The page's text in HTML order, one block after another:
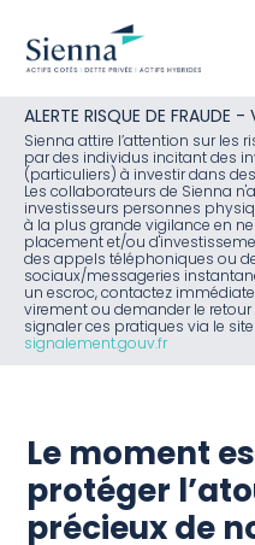
contenu
ALERTE RISQUE DE FRAUDE -
Sienna attire l’attention sur les
par des individus incitant des
(particuliers) à investir dans
Les collaborateurs de Sienna
investisseurs personnes
à la plus grande vigilance en
placement et/ou
des appels téléphoniques ou
sociaux/messageries
un escroc, contactez
virement ou demander le
signaler ces pratiques via le
signalement.gouv.fr
Le moment
protéger
précieux de